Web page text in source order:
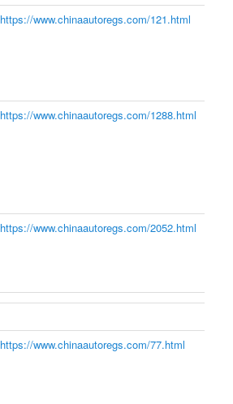
https://www.chinaautoregs.com/121.html
https://www.chinaautoregs.com/1288.html
https://www.chinaautoregs.com/2052.html
https://www.chinaautoregs.com/77.html